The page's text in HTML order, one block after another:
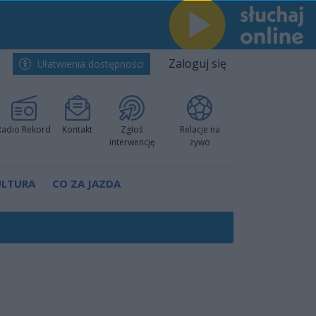
Ułatwienia dostępności Zaloguj się
Rekord Kontakt
Zgłoś
interwencję
Relacje na
żywo
CO ZA JAZDA
w Ustce!
prokuratury
pokazali klasę
nową sportową tradycję"